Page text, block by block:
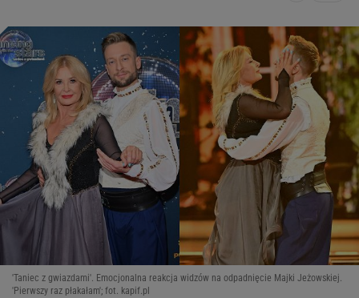
'Taniec z gwiazdami'. Emocjonalna reakcja widzów na odpadnięcie Majki Jeżowskiej.
'Pierwszy raz płakałam'; fot. kapif.pl